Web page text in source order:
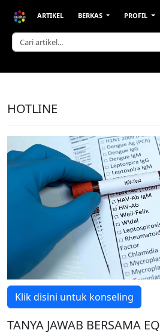
ARTIKEL BERKAS PROFIL
HOTLINE
Klik disini untuk konseling
TANYA JAWAB BERSAMA